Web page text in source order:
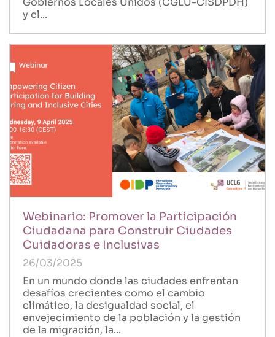
y el...
Webinario: Promover la Participación
Ciudadana para Construir Ciudades
Cuidadoras e Inclusivas
26/03/2025
En un mundo donde las ciudades enfrentan
desafíos crecientes como el cambio
climático, la desigualdad social, el
envejecimiento de la población y la gestión
de la migración, la...